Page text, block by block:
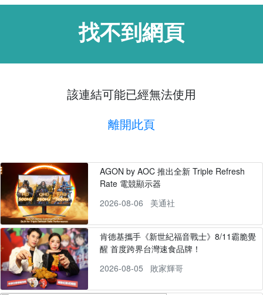
找不到網頁
該連結可能已經無法使用
離開此頁
AGON by AOC 推出全新 Triple Refresh
Rate 電競顯示器
2026-08-06
美通社
肯德基攜手《新世紀福音戰士》8/11霸脆覺
醒 首度跨界台灣速食品牌！
2026-08-05
敗家輝哥